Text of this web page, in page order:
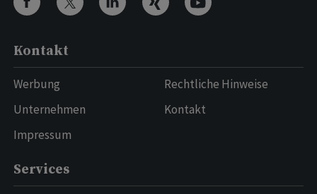
Kontakt
Werbung
Unternehmen
Impressum
Rechtliche Hinweise
Kontakt
Services